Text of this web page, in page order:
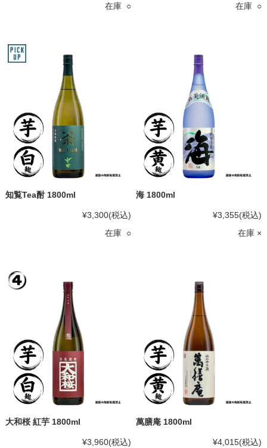
在庫 ○
在庫 ○
知覧Tea酎 1800ml
¥3,300(税込)
在庫 ○
海 1800ml
¥3,355(税込)
在庫 ×
大和桜 紅芋 1800ml
¥3,960(税込)
萬膳庵 1800ml
¥4,015(税込)